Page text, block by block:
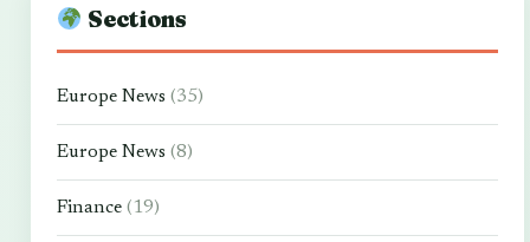
Sections
Europe News (35)
Europe News (8)
Finance (19)